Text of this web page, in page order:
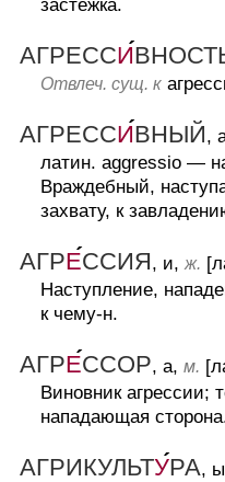
застежка.
АГРЕССИ
Отвлеч. сущ. к
АГРЕССИВНЫЙ,
латин. aggressio —
Враждебный,
захвату, к
АГРЕССИЯ, и,ж.
Наступление,
к чему-н.
АГРЕССОР, а, м.
Виновник агрессии;
нападающая
АГРИКУЛЬТУРА,